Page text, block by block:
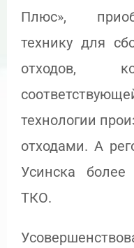
Плюс»,
технику для
отходов,
технологии
отходами. А
Усинска
ТКО.